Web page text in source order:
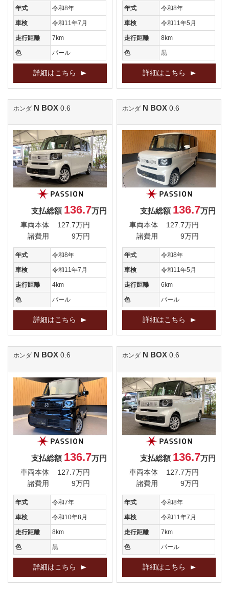
年式 令和8年
車検 令和11年7月
走行距離 7km
色 パール
詳細はこちら
年式 令和8年
車検 令和11年5月
走行距離 8km
色 黒
詳細はこちら
ホンダ N BOX0.6
支払総額 136.7万円
車両本体
127.7万円
諸費用
9万円
年式 令和8年
車検 令和11年7月
走行距離 4km
色 パール
詳細はこちら
ホンダ N BOX0.6
支払総額 136.7万円
車両本体
127.7万円
諸費用
9万円
年式 令和8年
車検 令和11年5月
走行距離 6km
色 パール
詳細はこちら
ホンダ N BOX0.6
支払総額 136.7万円
車両本体
127.7万円
諸費用
9万円
年式 令和7年
車検 令和10年8月
走行距離 8km
色 黒
詳細はこちら
ホンダ N BOX0.6
支払総額 136.7万円
車両本体
127.7万円
諸費用
9万円
年式 令和8年
車検 令和11年7月
走行距離 7km
色 パール
詳細はこちら